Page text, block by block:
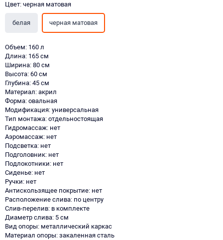
Цвет: черная матовая
белая черная матовая
Объем: 160 л
Длина: 165 см
Ширина: 80 см
Высота: 60 см
Глубина: 45 см
Материал: акрил
Форма: овальная
Модификация: универсальная
Тип монтажа: отдельностоящая
Гидромассаж: нет
Аэромассаж: нет
Подсветка: нет
Подголовник: нет
Подлокотники: нет
Сиденье: нет
Ручки: нет
Антискользящее покрытие: нет
Расположение слива: по центру
Слив-перелив: в комплекте
Диаметр слива: 5 см
Вид опоры: металлический каркас
Материал опоры: закаленная сталь